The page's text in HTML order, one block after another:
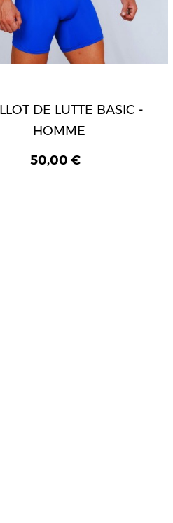
DE LUTTE BASIC -
HOMME
50,00 €